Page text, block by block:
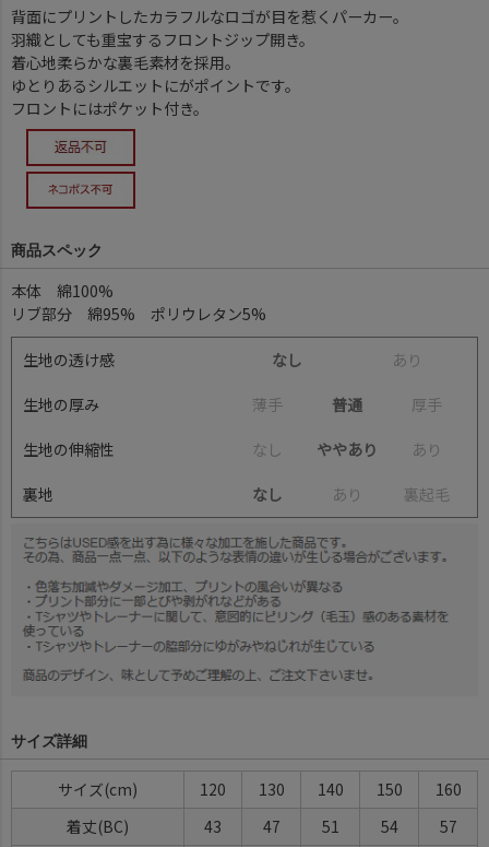
背面にプリントしたカラフルなロゴが目を惹くパーカー。
羽織としても重宝するフロントジップ開き。
着心地柔らかな裏毛素材を採用。
ゆとりあるシルエットにがポイントです。
フロントにはポケット付き。
商品スペック
本体 綿100%
リブ部分 綿95% ポリウレタン5%
生地の透け感 なし あ り
生地の厚み 薄手 普通 厚手
生地の伸縮性 な し ややあり あ り
裏地 なし あ り 裏起毛
サイズ詳細
サイズ(cm) 120 130 140 150
160
着丈(BC)
43 47 51 54 57